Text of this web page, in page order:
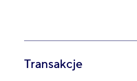
Transakcje